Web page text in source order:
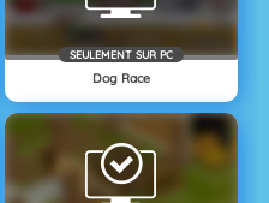
SEULEMENT SUR PC
Dog Race